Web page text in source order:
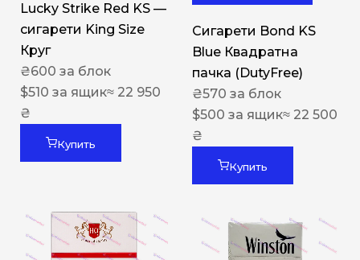
Lucky Strike Red KS —
сигарети King Size
Круг
₴600 за блок
$510 за ящик≈ 22 950
₴
Купить
Сигарети Bond KS
Blue Квадратна
пачка (DutyFree)
₴570 за блок
$500 за ящик≈ 22 500
₴
Купить